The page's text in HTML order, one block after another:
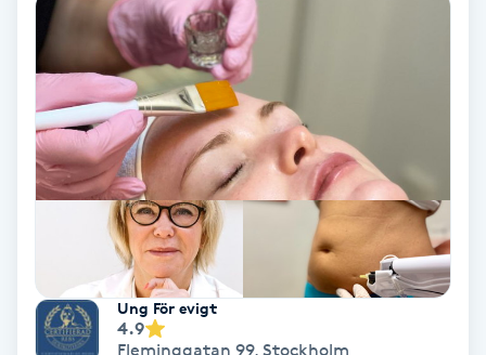
Senioryoga
Shiatsu
Singelfransar
Sjukgymnastik
Skalpmassage
Skinbooster
Ung För evigt
4.9
Fleminggatan 99, Stockholm